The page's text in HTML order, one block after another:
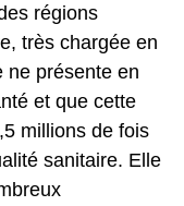
régions
très chargée en
ne présente en
et que cette
millions de fois
sanitaire. Elle